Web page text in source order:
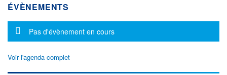
ÉVÈNEMENTS
Message d'information
Pas d'évènement en cours
Voir l'agenda complet